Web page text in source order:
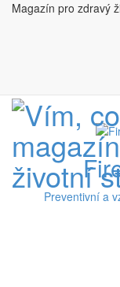
Magazín pro zdravý
Preventivní a